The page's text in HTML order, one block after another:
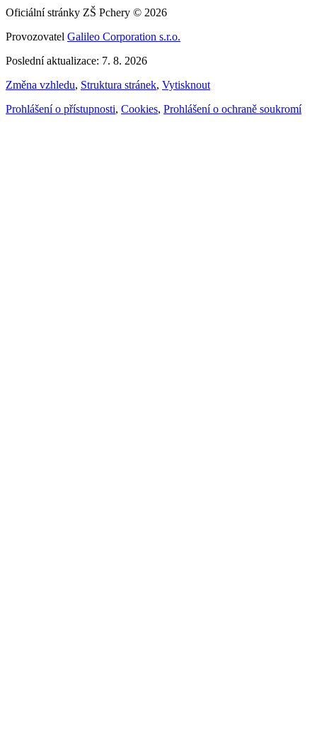
Oficiální stránky ZŠ Pchery © 2026
Provozovatel Galileo Corporation s.r.o.
Poslední aktualizace: 7. 8. 2026
Změna vzhledu, Struktura stránek, Vytisknout
Prohlášení o přístupnosti, Cookies, Prohlášení o ochraně soukromí